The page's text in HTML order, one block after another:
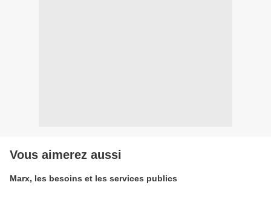
Vous aimerez aussi
Marx, les besoins et les services publics